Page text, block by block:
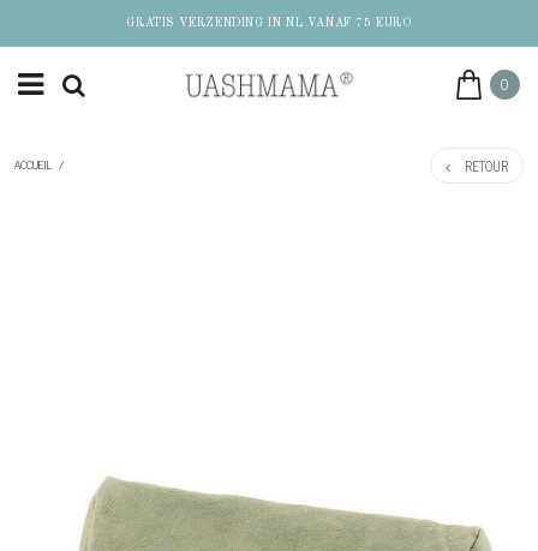
GRATIS VERZENDING IN NL VANAF 75 EURO
0
ACCUEIL / RETOUR